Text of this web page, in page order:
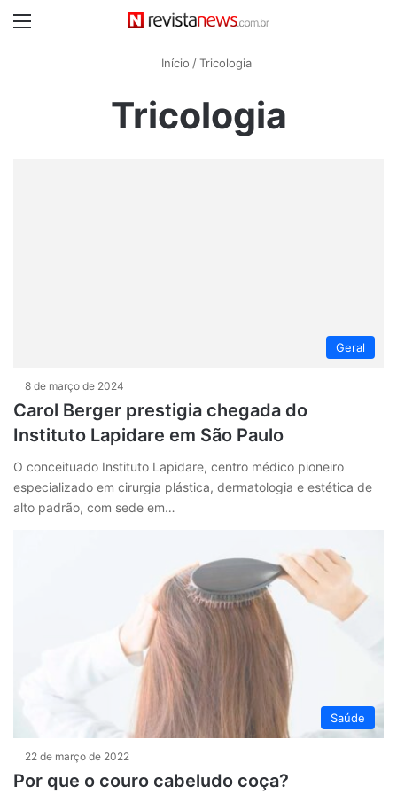
Início / Tricologia
Tricologia
Geral
8 de março de 2024
Carol Berger prestigia chegada do
Instituto Lapidare em São Paulo
O conceituado Instituto Lapidare, centro médico pioneiro
especializado em cirurgia plástica, dermatologia e estética de
alto padrão, com sede em…
Saúde
22 de março de 2022
Por que o couro cabeludo coça?